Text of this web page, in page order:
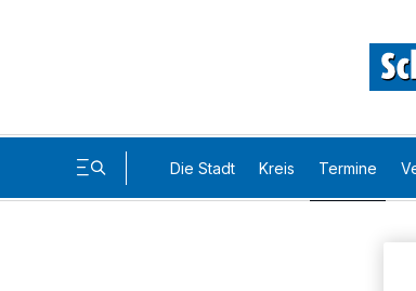
Die Stadt Kreis Termine